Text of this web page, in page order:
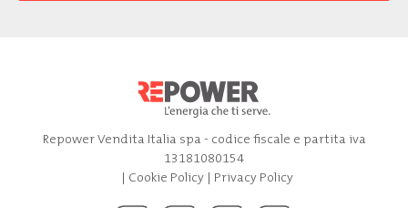
Repower Vendita Italia spa - codice fiscale e partita iva
13181080154
| Cookie Policy| Privacy Policy